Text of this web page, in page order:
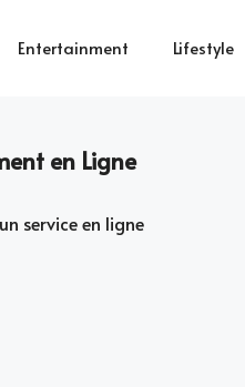
Entertainment Lifestyle
en Ligne
service en ligne